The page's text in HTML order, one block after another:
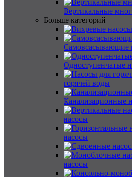
Вертикальные
Больше категорий
Самовсасывающие
Одноступенчатые
горячей воды
Канализационные
насосы
насосы
насосы